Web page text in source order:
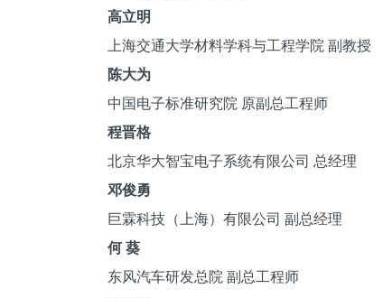
高立明
上海交通大学材料学科与工程学院 副教授
陈大为
中国电子标准研究院 原副总工程师
程晋格
北京华大智宝电子系统有限公司 总经理
邓俊勇
巨霖科技（上海）有限公司 副总经理
何 葵
东风汽车研发总院 副总工程师